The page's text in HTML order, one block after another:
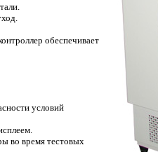
обеспечивает
условий
во время тестовых